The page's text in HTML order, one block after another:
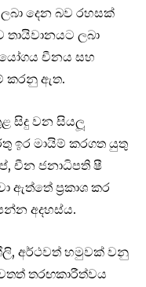
දෙන බව රහසක්
ලබා
චීනය සහ
කරනු ඇත.
සිදු වන සියලූ
ඉර මායිම් කරගත යුතු
චීන ජනාධිපති ෂී
ඇත්තේ ප්‍රකාශ කර
අදහස්ය.
අර්ථවත් හමුවක් වනු
තරඟකාරීත්වය